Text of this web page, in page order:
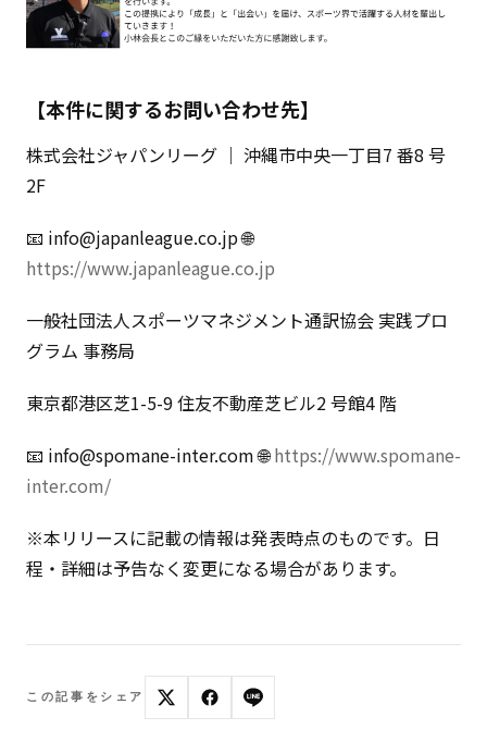
【本件に関するお問い合わせ先】
株式会社ジャパンリーグ ｜ 沖縄市中央一丁目7 番8 号
2F
📧 info@japanleague.co.jp 🌐
https://www.japanleague.co.jp
一般社団法人スポーツマネジメント通訳協会 実践プロ
グラム 事務局
東京都港区芝1-5-9 住友不動産芝ビル2 号館4 階
📧 info@spomane-inter.com 🌐https://www.spomane-
inter.com/
※本リリースに記載の情報は発表時点のものです。日
程・詳細は予告なく変更になる場合があります。
この記事をシェア